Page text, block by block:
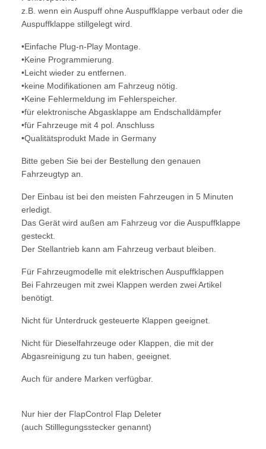
z.B. wenn ein Auspuff ohne Auspuffklappe verbaut oder die
Auspuffklappe stillgelegt wird.
•Einfache Plug-n-Play Montage.
•Keine Programmierung.
•Leicht wieder zu entfernen.
•keine Modifikationen am Fahrzeug nötig.
•Keine Fehlermeldung im Fehlerspeicher.
•für elektronische Abgasklappe am Endschalldämpfer
•für Fahrzeuge mit 4 pol. Anschluss
•Qualitätsprodukt Made in Germany
Bitte geben Sie bei der Bestellung den genauen
Fahrzeugtyp an.
Der Einbau ist bei den meisten Fahrzeugen in 5 Minuten
erledigt.
Das Gerät wird außen am Fahrzeug vor die Auspuffklappe
gesteckt.
Der Stellantrieb kann am Fahrzeug verbaut bleiben.
Für Fahrzeugmodelle mit elektrischen Auspuffklappen
Bei Fahrzeugen mit zwei Klappen werden zwei Artikel
benötigt.
Nicht für Unterdruck gesteuerte Klappen geeignet.
Nicht für Dieselfahrzeuge oder Klappen, die mit der
Abgasreinigung zu tun haben, geeignet.
Auch für andere Marken verfügbar.
Nur hier der FlapControl Flap Deleter
(auch Stilllegungsstecker genannt)